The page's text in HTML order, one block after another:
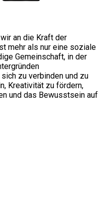
an die Kraft der
mehr als nur eine soziale
Gemeinschaft, in der
zu verbinden und zu
Kreativität zu fördern,
und das Bewusstsein auf